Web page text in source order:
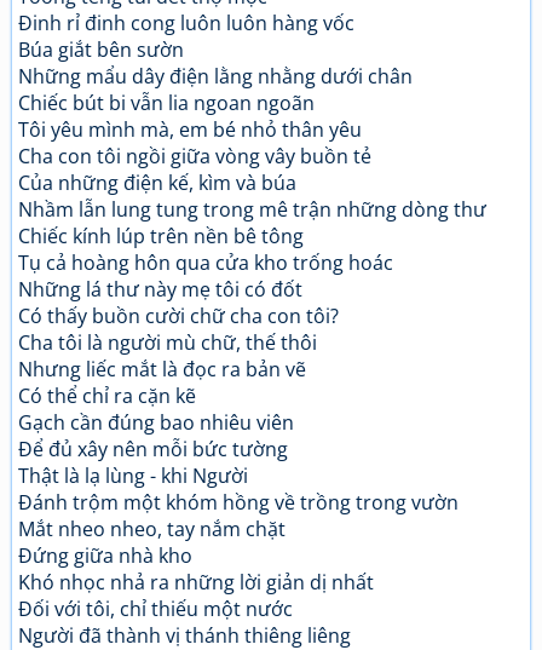
Đinh rỉ đinh cong luôn luôn hàng vốc
Búa giắt bên sườn
Những mẩu dây điện lằng nhằng dưới chân
Chiếc bút bi vẫn lia ngoan ngoãn
Tôi yêu mình mà, em bé nhỏ thân yêu
Cha con tôi ngồi giữa vòng vây buồn tẻ
Của những điện kế, kìm và búa
Nhầm lẫn lung tung trong mê trận những dòng thư
Chiếc kính lúp trên nền bê tông
Tụ cả hoàng hôn qua cửa kho trống hoác
Những lá thư này mẹ tôi có đốt
Có thấy buồn cười chữ cha con tôi?
Cha tôi là người mù chữ, thế thôi
Nhưng liếc mắt là đọc ra bản vẽ
Có thể chỉ ra cặn kẽ
Gạch cần đúng bao nhiêu viên
Để đủ xây nên mỗi bức tường
Thật là lạ lùng - khi Người
Đánh trộm một khóm hồng về trồng trong vườn
Mắt nheo nheo, tay nắm chặt
Đứng giữa nhà kho
Khó nhọc nhả ra những lời giản dị nhất
Đối với tôi, chỉ thiếu một nước
Người đã thành vị thánh thiêng liêng